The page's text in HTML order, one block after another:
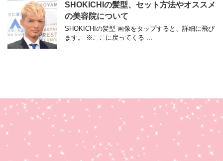
SHOKICHIの髪型、セット方法やオススメ
の美容院について
SHOKICHIの髪型 画像をタップすると、詳細に飛び
ます。 ※ここに戻ってくる ...